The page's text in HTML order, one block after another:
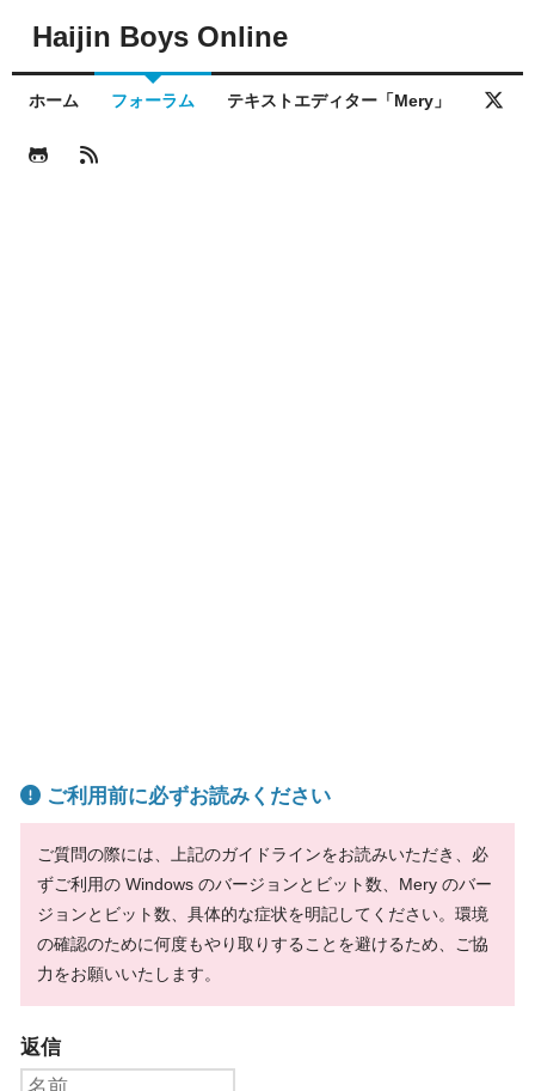
Haijin Boys Online
ホーム フォーラム テキストエディター「Mery」
ご利用前に必ずお読みください
ご質問の際には、上記のガイドラインをお読みいただき、必
ずご利用の Windows のバージョンとビット数、Mery のバー
ジョンとビット数、具体的な症状を明記してください。環境
の確認のために何度もやり取りすることを避けるため、ご協
力をお願いいたします。
返信